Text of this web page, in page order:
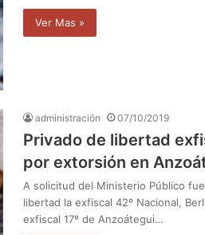
Ver Mas »
administración 07/10/2019
Privado de libertad
por extorsión en
A solicitud del Ministerio Público
libertad la exfiscal 42º Nacional,
exfiscal 17º de Anzoátegui…